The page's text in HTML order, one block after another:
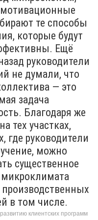
те способы
которые будут
Ещё
руководители
не думали, что
— это
задача
Благодаря же
тех участках,
где руководители
можно
существенное
в том числе.
клиентских программ